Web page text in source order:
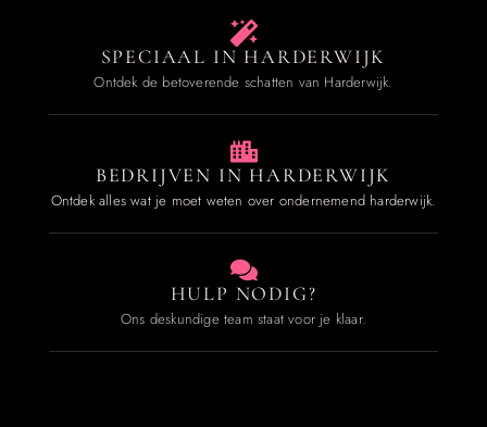
SPECIAAL IN HARDERWIJK
Ontdek de betoverende schatten van Harderwijk.
BEDRIJVEN IN HARDERWIJK
Ontdek alles wat je moet weten over ondernemend harderwijk.
HULP NODIG?
Ons deskundige team staat voor je klaar.